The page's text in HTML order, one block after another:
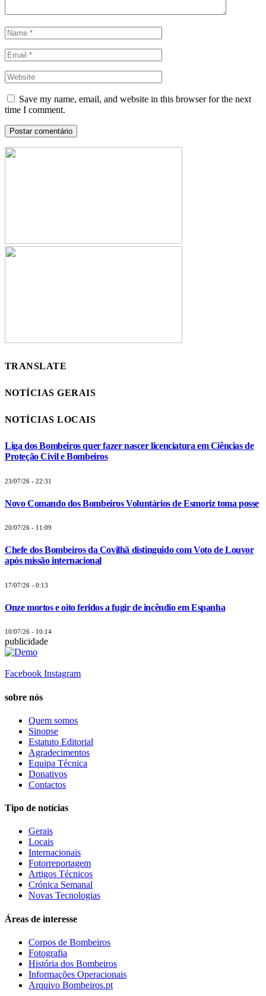
Save my name, email, and website in this browser for the next
time I comment.
TRANSLATE
NOTÍCIAS GERAIS
NOTÍCIAS LOCAIS
Liga dos Bombeiros quer fazer nascer licenciatura em Ciências de
Proteção Civil e Bombeiros
23/07/26 - 22:31
Novo Comando dos Bombeiros Voluntários de Esmoriz toma posse
20/07/26 - 11:09
Chefe dos Bombeiros da Covilhã distinguido com Voto de Louvor
após missão internacional
17/07/26 - 0:13
Onze mortos e oito feridos a fugir de incêndio em Espanha
10/07/26 - 10:14
publicidade
Facebook Instagram
sobre nós
Quem somos
Sinopse
Estatuto Editorial
Agradecimentos
Equipa Técnica
Donativos
Contactos
Tipo de notícias
Gerais
Locais
Internacionais
Fotorreportagem
Artigos Técnicos
Crónica Semanal
Novas Tecnologias
Áreas de interesse
Corpos de Bombeiros
Fotografia
História dos Bombeiros
Informações Operacionais
Arquivo Bombeiros.pt